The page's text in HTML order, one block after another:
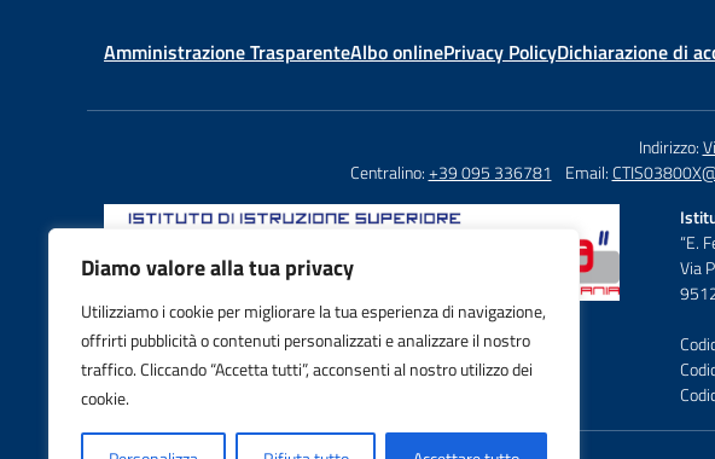
Diamo valore alla tua privacy
Utilizziamo i cookie per migliorare la tua esperienza di navigazione,
offrirti pubblicità o contenuti personalizzati e analizzare il nostro
traffico. Cliccando “Accetta tutti”, acconsenti al nostro utilizzo dei
cookie.
Amministrazione TrasparenteAlbo onlinePrivacy PolicyDichiarazione di
Indirizzo:
Centralino:+39 095 336781 Email:
Email: CTIS03800X@istruzione.it
PEC: CTIS03800X@pec.istruzione.it
IBAN: IT88S0103016995000001605992
“E.
Via